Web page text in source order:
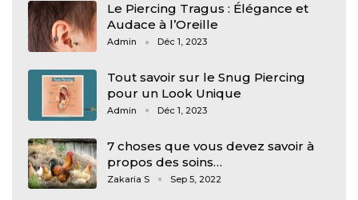
Le Piercing Tragus : Élégance et
Audace à l’Oreille
Admin Déc 1, 2023
Tout savoir sur le Snug Piercing
pour un Look Unique
Admin Déc 1, 2023
7 choses que vous devez savoir à
propos des soins…
Zakaria S Sep 5, 2022